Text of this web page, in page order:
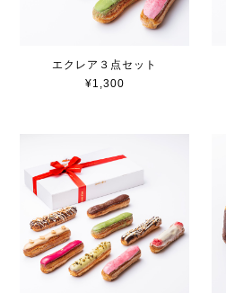
エクレア３点セット
¥1,300